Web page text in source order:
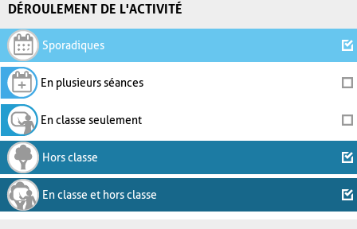
DÉROULEMENT DE L'ACTIVITÉ
Sporadiques
En plusieurs séances
En classe seulement
Hors classe
En classe et hors classe